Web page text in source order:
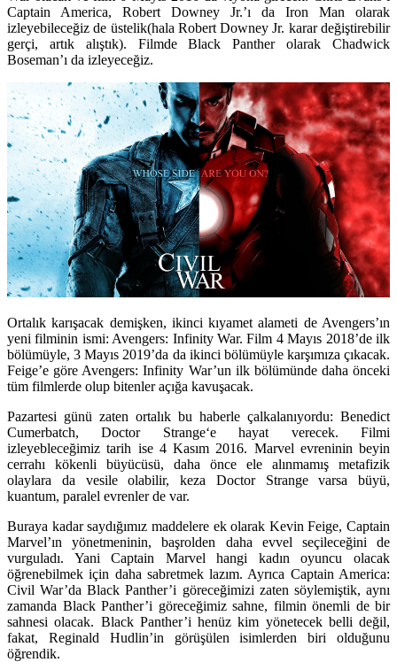
Captain America, Robert Downey Jr.’ı da Iron Man olarak
izleyebileceğiz de üstelik(hala Robert Downey Jr. karar değiştirebilir
gerçi, artık alıştık). Filmde Black Panther olarak Chadwick
Boseman’ı da izleyeceğiz.
Ortalık karışacak demişken, ikinci kıyamet alameti de Avengers’ın
yeni filminin ismi: Avengers: Infinity War. Film 4 Mayıs 2018’de ilk
bölümüyle, 3 Mayıs 2019’da da ikinci bölümüyle karşımıza çıkacak.
Feige’e göre Avengers: Infinity War’un ilk bölümünde daha önceki
tüm filmlerde olup bitenler açığa kavuşacak.
Pazartesi günü zaten ortalık bu haberle çalkalanıyordu: Benedict
Cumerbatch,Doctor Strange‘e hayat verecek. Filmi
izleyebleceğimiz tarih ise 4 Kasım 2016. Marvel evreninin beyin
cerrahı kökenli büyücüsü, daha önce ele alınmamış metafizik
olaylara da vesile olabilir, keza Doctor Strange varsa büyü,
kuantum, paralel evrenler de var.
Buraya kadar saydığımız maddelere ek olarak Kevin Feige, Captain
Marvel’ın yönetmeninin, başrolden daha evvel seçileceğini de
vurguladı. Yani Captain Marvel hangi kadın oyuncu olacak
öğrenebilmek için daha sabretmek lazım. Ayrıca Captain America:
Civil War’da Black Panther’i göreceğimizi zaten söylemiştik, aynı
zamanda Black Panther’i göreceğimiz sahne, filmin önemli de bir
sahnesi olacak. Black Panther’i henüz kim yönetecek belli değil,
fakat, Reginald Hudlin’in görüşülen isimlerden biri olduğunu
öğrendik.